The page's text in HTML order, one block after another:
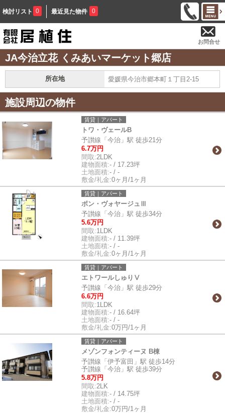
検討リスト 0 最近見た物件 0
お問合せ
JA今治立花 くみあいマーケット郷店
所在地 愛媛県今治市郷本町１丁目2-15
施設周辺の物件
賃貸｜アパート
トワ・ヴェールB
予讃線「今治」駅 徒歩21分
6.7万円
間取:2LDK
建物面積:- / 17.23坪
土地面積:- / -
敷金/礼金:0ヶ月/1ヶ月
賃貸｜アパート
ボン・ヴォヤージュⅢ
予讃線「今治」駅 徒歩34分
5.6万円
間取:1LDK
建物面積:- / 11.39坪
土地面積:- / -
敷金/礼金:0ヶ月/1ヶ月
賃貸｜アパート
エトワールしゅりⅤ
予讃線「今治」駅 徒歩29分
6.6万円
間取:1LDK
建物面積:- / 16.64坪
土地面積:- / -
敷金/礼金:0万円/1ヶ月
賃貸｜アパート
メゾンフォンティーヌ B棟
予讃線「伊予富田」駅 徒歩14分
予讃線「今治」駅 徒歩39分
5.8万円
間取:2LK
建物面積:- / 14.75坪
土地面積:- / -
敷金/礼金:0万円/1ヶ月